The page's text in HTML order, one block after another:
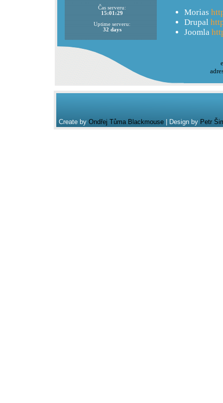
Morias
Drupal
Joomla
Čas serveru:
15:01:29
Uptime serveru:
32 days
Create by Ondřej Tůma Blackmouse| Design by Petr